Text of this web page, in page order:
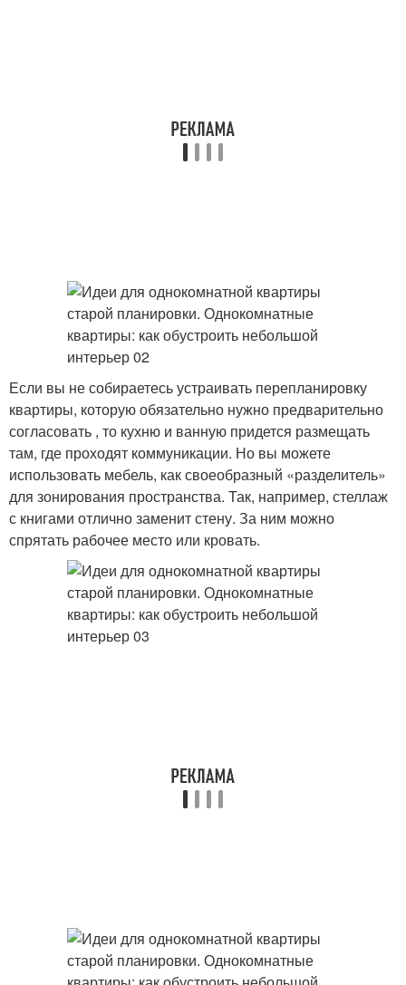
Если вы не собираетесь устраивать перепланировку
квартиры, которую обязательно нужно предварительно
согласовать , то кухню и ванную придется размещать
там, где проходят коммуникации. Но вы можете
использовать мебель, как своеобразный «разделитель»
для зонирования пространства. Так, например, стеллаж
с книгами отлично заменит стену. За ним можно
спрятать рабочее место или кровать.